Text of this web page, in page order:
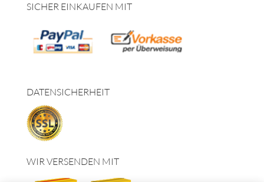
SICHER EINKAUFEN MIT
DATENSICHERHEIT
WIR VERSENDEN MIT